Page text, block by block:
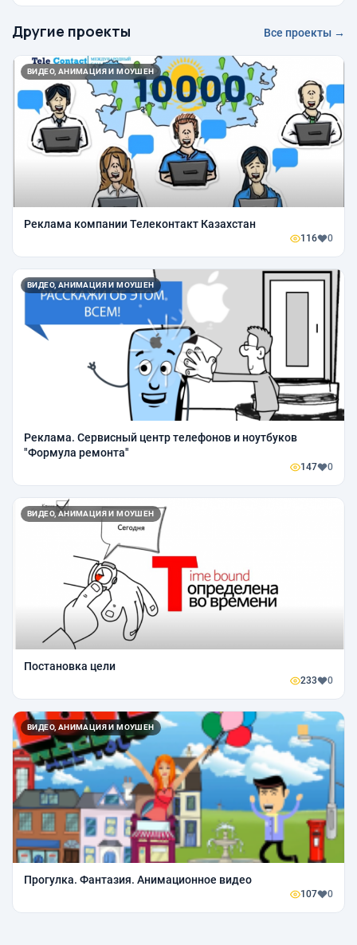
Другие проекты Все проекты →
ВИДЕО, АНИМАЦИЯ И МОУШЕН
Реклама компании Телеконтакт Казахстан
116 0
ВИДЕО, АНИМАЦИЯ И МОУШЕН
Реклама. Сервисный центр телефонов и ноутбуков
"Формула ремонта"
147 0
ВИДЕО, АНИМАЦИЯ И МОУШЕН
Постановка цели
233 0
ВИДЕО, АНИМАЦИЯ И МОУШЕН
Прогулка. Фантазия. Анимационное видео
107 0